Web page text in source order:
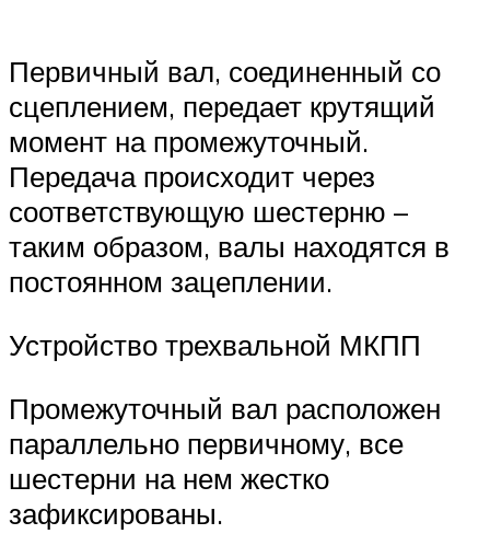
Первичный вал, соединенный со
сцеплением, передает крутящий
момент на промежуточный.
Передача происходит через
соответствующую шестерню –
таким образом, валы находятся в
постоянном зацеплении.
Устройство трехвальной МКПП
Промежуточный вал расположен
параллельно первичному, все
шестерни на нем жестко
зафиксированы.